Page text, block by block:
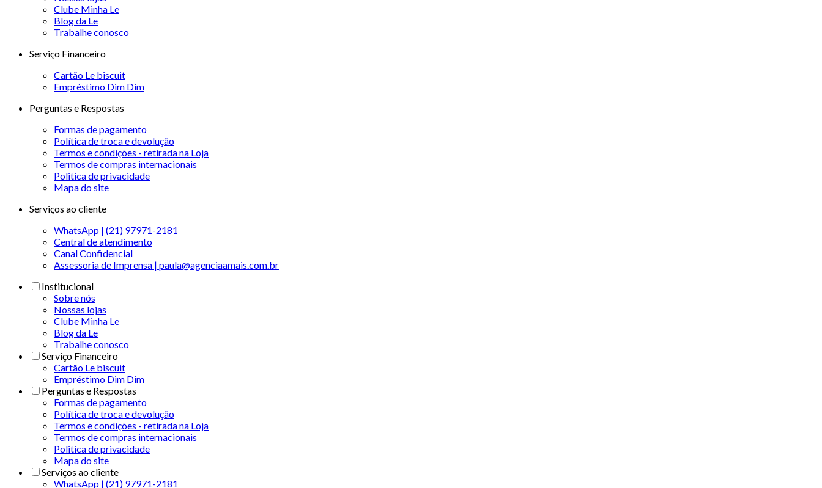
Clube Minha Le
Blog da Le
Trabalhe conosco
Serviço Financeiro
Cartão Le biscuit
Empréstimo Dim Dim
Perguntas e Respostas
Formas de pagamento
Política de troca e devolução
Termos e condições - retirada na Loja
Termos de compras internacionais
Politica de privacidade
Mapa do site
Serviços ao cliente
WhatsApp | (21) 97971-2181
Central de atendimento
Canal Confidencial
Assessoria de Imprensa | paula@agenciaamais.com.br
Institucional
Sobre nós
Nossas lojas
Clube Minha Le
Blog da Le
Trabalhe conosco
Serviço Financeiro
Cartão Le biscuit
Empréstimo Dim Dim
Perguntas e Respostas
Formas de pagamento
Política de troca e devolução
Termos e condições - retirada na Loja
Termos de compras internacionais
Politica de privacidade
Mapa do site
Serviços ao cliente
WhatsApp | (21) 97971-2181